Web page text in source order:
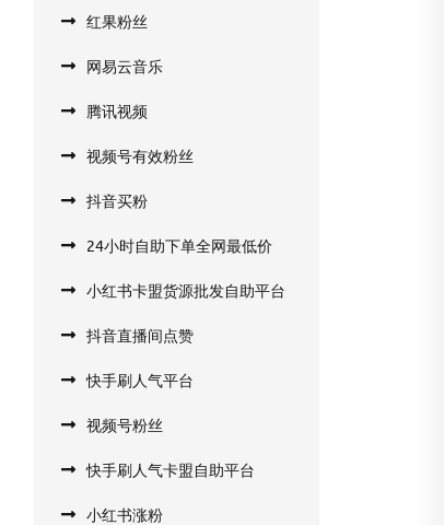
红果粉丝
网易云音乐
腾讯视频
视频号有效粉丝
抖音买粉
24小时自助下单全网最低价
小红书卡盟货源批发自助平台
抖音直播间点赞
快手刷人气平台
视频号粉丝
快手刷人气卡盟自助平台
小红书涨粉